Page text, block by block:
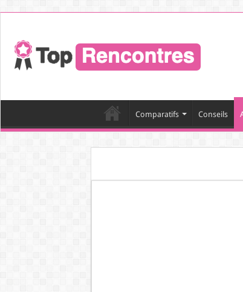
Comparatifs Conseils